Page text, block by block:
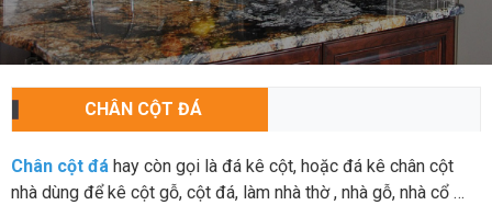
CHÂN CỘT ĐÁ
Chân cột đá hay còn gọi là đá kê cột, hoặc đá kê chân cột
nhà dùng để kê cột gỗ, cột đá, làm nhà thờ , nhà gỗ, nhà cổ …